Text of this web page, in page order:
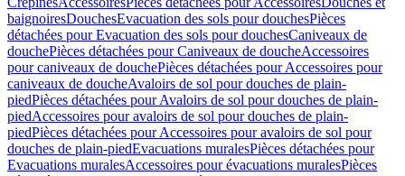
baignoiresDouchesEvacuation des sols pour douchesPièces
détachées pour Evacuation des sols pour douchesCaniveaux de
douchePièces détachées pour Caniveaux de doucheAccessoires
pour caniveaux de douchePièces détachées pour Accessoires pour
caniveaux de doucheAvaloirs de sol pour douches de plain-
piedPièces détachées pour Avaloirs de sol pour douches de plain-
piedAccessoires pour avaloirs de sol pour douches de plain-
piedPièces détachées pour Accessoires pour avaloirs de sol pour
douches de plain-piedEvacuations muralesPièces détachées pour
Evacuations muralesAccessoires pour évacuations muralesPièces